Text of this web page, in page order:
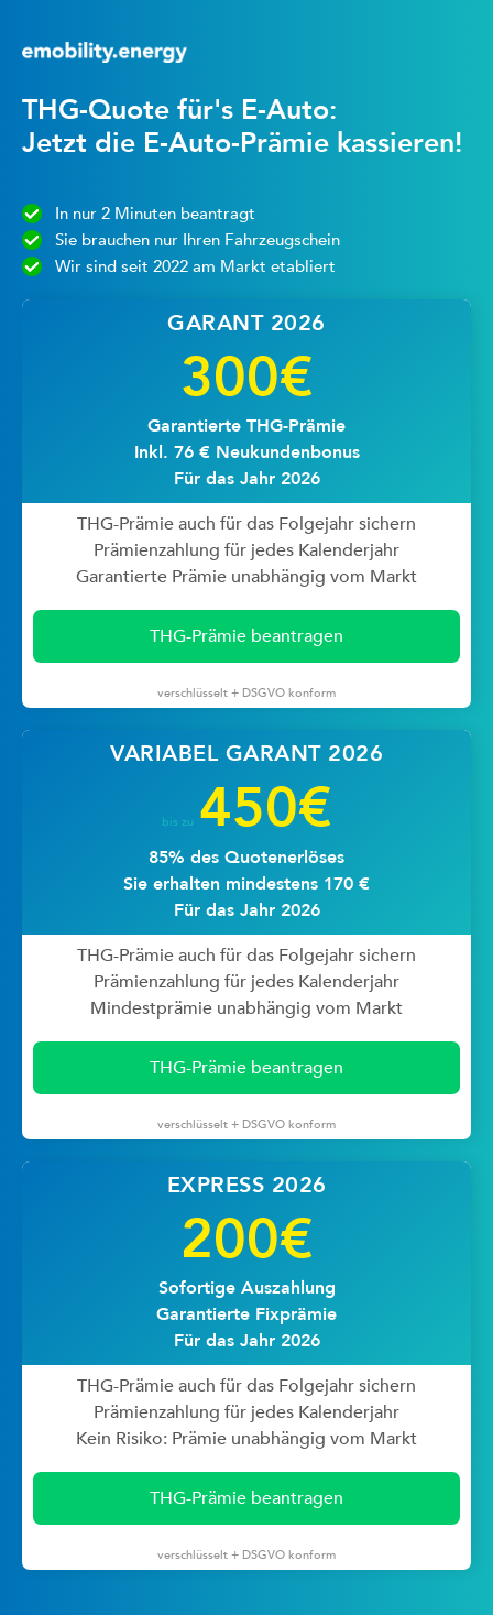
THG-Quote für's E-Auto:
Jetzt die E-Auto-Prämie kassieren!
In nur 2 Minuten beantragt
Sie brauchen nur Ihren Fahrzeugschein
Wir sind seit 2022 am Markt etabliert
GARANT 2026
300€
Garantierte THG-Prämie
Inkl. 76 € Neukundenbonus
Für das Jahr 2026
THG-Prämie auch für das Folgejahr sichern
Prämienzahlung für jedes Kalenderjahr
Garantierte Prämie unabhängig vom Markt
THG-Prämie beantragen
verschlüsselt + DSGVO konform
VARIABEL GARANT 2026
bis zu450€
85% des Quotenerlöses
Sie erhalten mindestens 170 €
Für das Jahr 2026
THG-Prämie auch für das Folgejahr sichern
Prämienzahlung für jedes Kalenderjahr
Mindestprämie unabhängig vom Markt
THG-Prämie beantragen
verschlüsselt + DSGVO konform
EXPRESS 2026
200€
Sofortige Auszahlung
Garantierte Fixprämie
Für das Jahr 2026
THG-Prämie auch für das Folgejahr sichern
Prämienzahlung für jedes Kalenderjahr
Kein Risiko: Prämie unabhängig vom Markt
THG-Prämie beantragen
verschlüsselt + DSGVO konform